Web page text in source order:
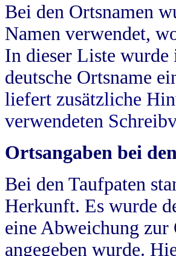
Bei den Ortsnamen
Namen verwendet,
In dieser Liste wurde
deutsche Ortsname
liefert zusätzliche
verwendeten
Ortsangaben bei
Bei den Taufpaten
Herkunft. Es wurde
eine Abweichung zur
angegeben wurde.